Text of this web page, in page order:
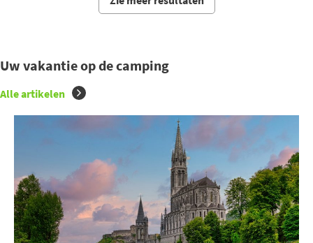
Uw vakantie op de camping
Alle artikelen